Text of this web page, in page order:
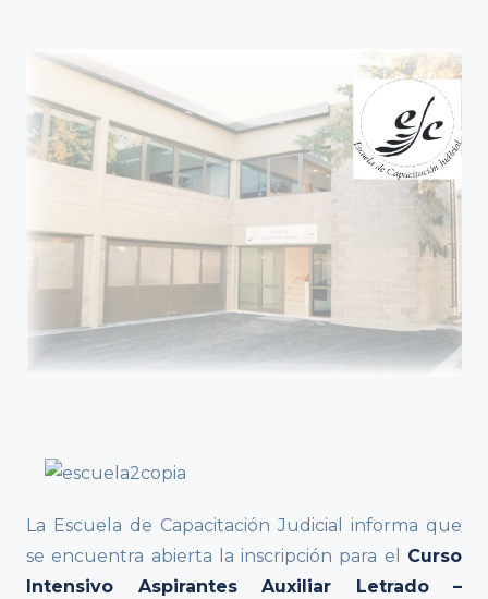
La Escuela de Capacitación Judicial informa que
se encuentra abierta la inscripción para el Curso
Intensivo Aspirantes Auxiliar Letrado –